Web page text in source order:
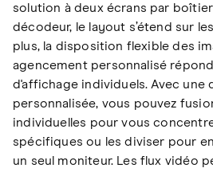
solution à deux écrans par
décodeur, le layout s’étend sur
plus, la disposition flexible des
agencement personnalisé
d'affichage individuels. Avec une
personnalisée, vous pouvez
individuelles pour vous
spécifiques ou les diviser pour
un seul moniteur. Les flux vidéo